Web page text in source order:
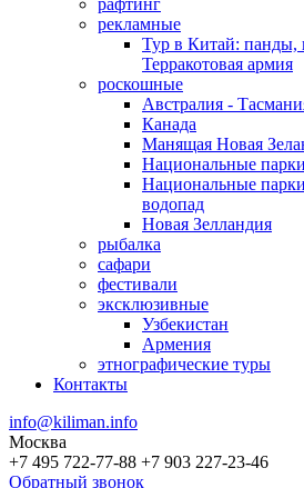
рафтинг
рекламные
Тур в Китай: панды,
Терракотовая армия
роскошные
Австралия -
Канада
Манящая Новая
Национальные
Национальные
водопад
Новая Зелландия
рыбалка
сафари
фестивали
эксклюзивные
Узбекистан
Армения
этнографические туры
Контакты
info@kiliman.info
Москва
+7 495 722-77-88 +7 903 227-23-46
Обратный звонок